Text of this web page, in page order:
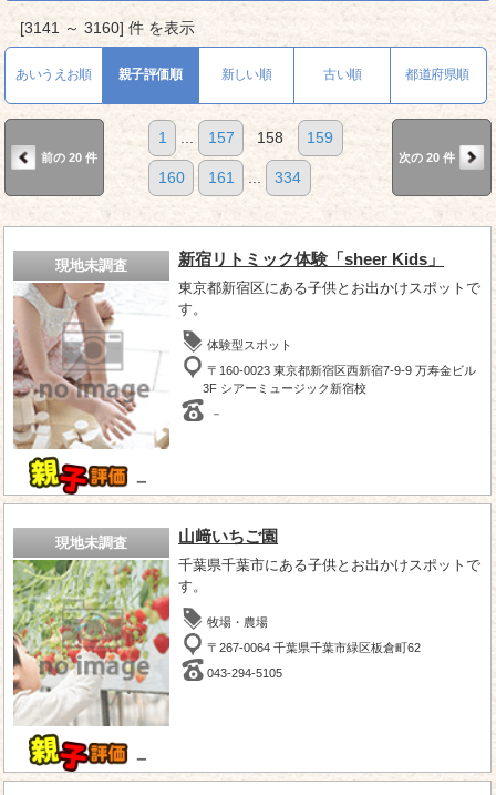
[3141 ～ 3160] 件 を表示
あいうえお順 親子評価順 新しい順 古い順 都道府県順
前の 20 件
1 ... 157 158 159
160 161 ... 334
次の 20 件
現地未調査
－
新宿リトミック体験「sheer Kids」
東京都新宿区にある子供とお出かけスポットで
す。
体験型スポット
〒160-0023 東京都新宿区西新宿7-9-9 万寿金ビル
3F シアーミュージック新宿校
－
現地未調査
－
山﨑いちご園
千葉県千葉市にある子供とお出かけスポットで
す。
牧場・農場
〒267-0064 千葉県千葉市緑区板倉町62
043-294-5105